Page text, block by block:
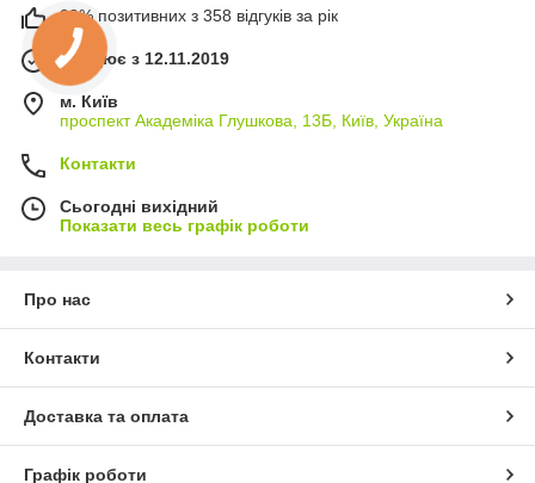
99% позитивних з 358 відгуків за рік
Працює з 12.11.2019
м. Київ
проспект Академіка Глушкова, 13Б, Київ, Україна
Контакти
Сьогодні вихідний
Показати весь графік роботи
Про нас
Контакти
Доставка та оплата
Графік роботи